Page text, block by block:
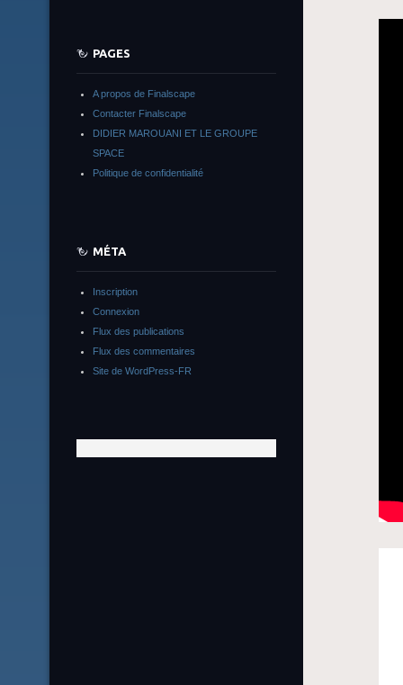
PAGES
A propos de Finalscape
Contacter Finalscape
DIDIER MAROUANI ET LE GROUPE
SPACE
Politique de confidentialité
MÉTA
Inscription
Connexion
Flux des publications
Flux des commentaires
Site de WordPress-FR